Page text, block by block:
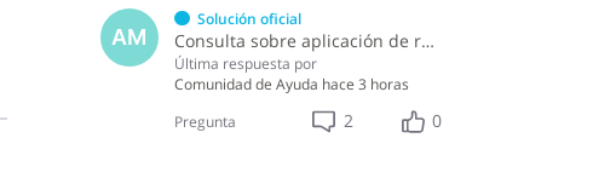
AM
Solución oficial
Consulta sobre aplicación de retenciones en la compra de alimentos a persona física
Última respuesta por
Comunidad de Ayuda hace 3 horas
Pregunta
2 0